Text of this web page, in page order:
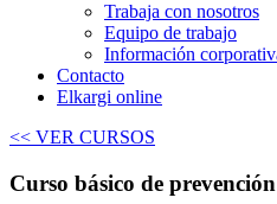
Trabaja con nosotros
Equipo de trabajo
Información
Contacto
Elkargi online
<< VER CURSOS
Curso básico de